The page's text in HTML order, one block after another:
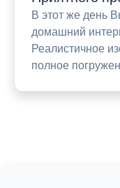
В этот же день
домашний
Реалистичное
полное